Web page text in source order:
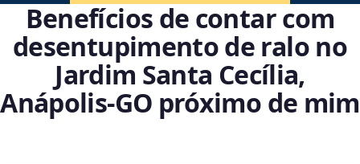
Benefícios de contar com
desentupimento de ralo no
Jardim Santa Cecília,
Anápolis‑GO próximo de mim